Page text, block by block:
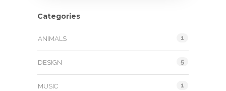
Categories
ANIMALS 1
DESIGN 5
MUSIC 1